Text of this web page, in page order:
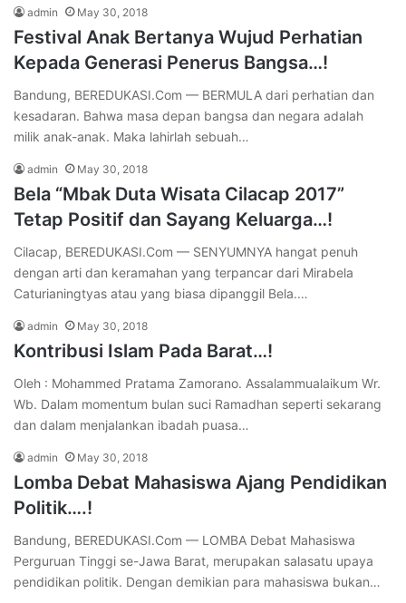
admin May 30, 2018
Festival Anak Bertanya Wujud Perhatian
Kepada Generasi Penerus Bangsa…!
Bandung, BEREDUKASI.Com — BERMULA dari perhatian dan
kesadaran. Bahwa masa depan bangsa dan negara adalah
milik anak-anak. Maka lahirlah sebuah…
admin May 30, 2018
Bela “Mbak Duta Wisata Cilacap 2017”
Tetap Positif dan Sayang Keluarga…!
Cilacap, BEREDUKASI.Com — SENYUMNYA hangat penuh
dengan arti dan keramahan yang terpancar dari Mirabela
Caturianingtyas atau yang biasa dipanggil Bela.…
admin May 30, 2018
Kontribusi Islam Pada Barat…!
Oleh : Mohammed Pratama Zamorano. Assalammualaikum Wr.
Wb. Dalam momentum bulan suci Ramadhan seperti sekarang
dan dalam menjalankan ibadah puasa…
admin May 30, 2018
Lomba Debat Mahasiswa Ajang Pendidikan
Politik….!
Bandung, BEREDUKASI.Com — LOMBA Debat Mahasiswa
Perguruan Tinggi se-Jawa Barat, merupakan salasatu upaya
pendidikan politik. Dengan demikian para mahasiswa bukan…